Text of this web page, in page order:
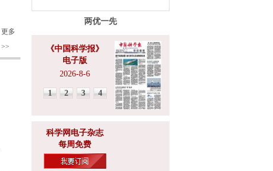
更多
>>
两优一先
《中国科学报》
电子版
2026-8-6
1 2 3 4
科学网电子杂志
每周免费